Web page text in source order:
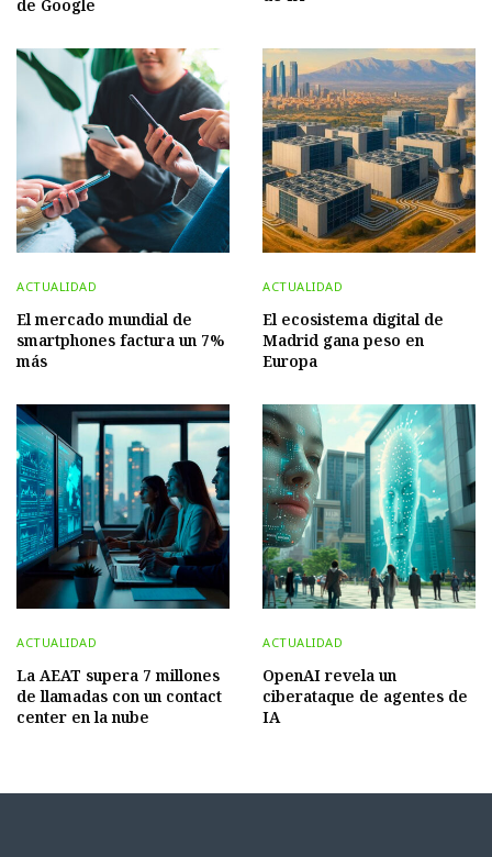
de Google
ACTUALIDAD
El mercado mundial de
smartphones factura un 7%
más
ACTUALIDAD
El ecosistema digital de
Madrid gana peso en
Europa
ACTUALIDAD
La AEAT supera 7 millones
de llamadas con un contact
center en la nube
ACTUALIDAD
OpenAI revela un
ciberataque de agentes de
IA